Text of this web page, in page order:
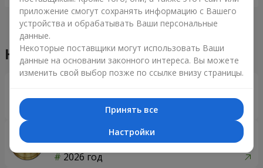
Наши достижения
Доставка цветов года в Украине
«Выбор страны»
Лучший цветочный магазин
«Ukrainian Business Award»
2026 год
приложение смогут сохранять информацию с Вашего
устройства и обрабатывать Ваши персональные
данные.
Некоторые поставщики могут использовать Ваши
данные на основании законного интереса. Вы можете
изменить свой выбор позже по ссылке внизу страницы.
Принять все
Настройки